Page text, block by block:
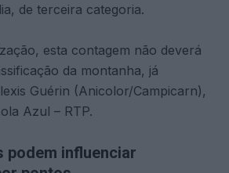
de terceira categoria.
esta contagem não deverá
da montanha, já
Guérin (Anicolor/Campicarn),
Azul – RTP.
podem influenciar